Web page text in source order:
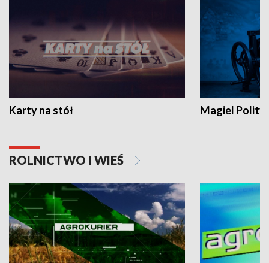
Karty na stół Magiel
ROLNICTWO I WIEŚ